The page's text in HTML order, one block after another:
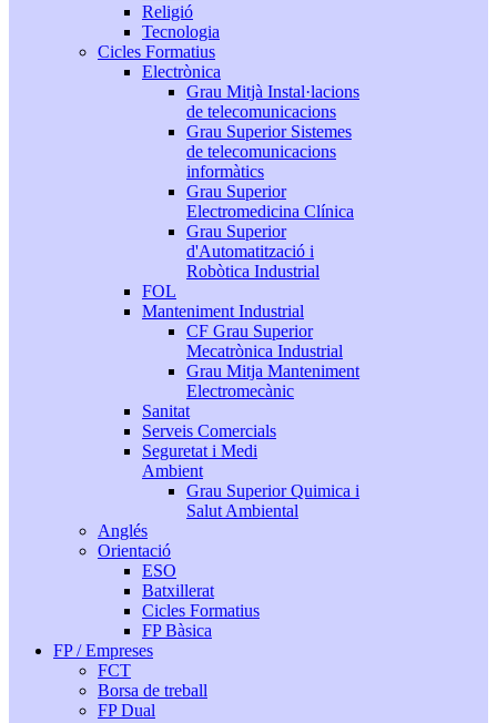
Religió
Tecnologia
Cicles Formatius
Electrònica
Grau Mitjà Instal·lacions
de telecomunicacions
Grau Superior Sistemes
de telecomunicacions
informàtics
Grau Superior
Electromedicina Clínica
Grau Superior
d'Automatització i
Robòtica Industrial
FOL
Manteniment Industrial
CF Grau Superior
Mecatrònica Industrial
Grau Mitja Manteniment
Electromecànic
Sanitat
Serveis Comercials
Seguretat i Medi
Ambient
Grau Superior Quimica i
Salut Ambiental
Anglés
Orientació
ESO
Batxillerat
Cicles Formatius
FP Bàsica
FP / Empreses
FCT
Borsa de treball
FP Dual